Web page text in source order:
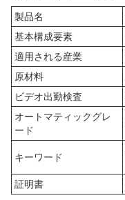
製品名
基本構成要素
適用される産業
原材料
ビデオ出勤検査
オートマティックグレ
ード
キーワード
証明書